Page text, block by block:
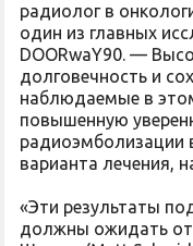
радиолог в
один из главных
DOORwaY90. —
долговечность и
наблюдаемые в
повышенную
радиоэмболизации
варианта лечения,
«Эти результаты
должны ожидать от